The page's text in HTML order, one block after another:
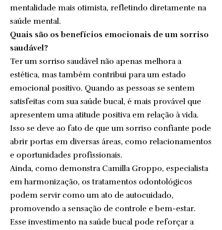
mentalidade mais otimista, refletindo diretamente na
saúde mental.
Quais são os benefícios emocionais de um sorriso
saudável?
Ter um sorriso saudável não apenas melhora a
estética, mas também contribui para um estado
emocional positivo. Quando as pessoas se sentem
satisfeitas com sua saúde bucal, é mais provável que
apresentem uma atitude positiva em relação à vida.
Isso se deve ao fato de que um sorriso confiante pode
abrir portas em diversas áreas, como relacionamentos
e oportunidades profissionais.
Ainda, como demonstra Camilla Groppo, especialista
em harmonização, os tratamentos odontológicos
podem servir como um ato de autocuidado,
promovendo a sensação de controle e bem-estar.
Esse investimento na saúde bucal pode reforçar a